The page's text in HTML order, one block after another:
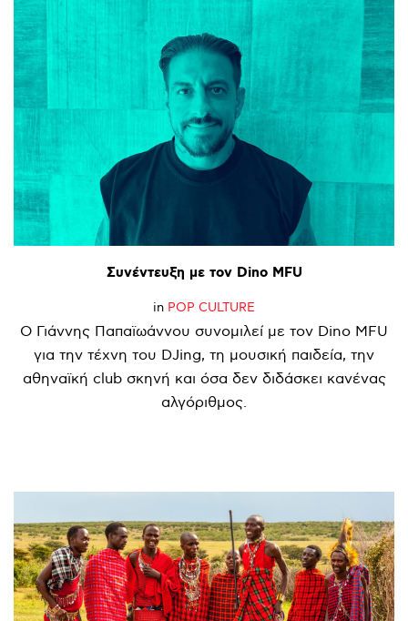
Συνέντευξη με τον Dino MFU
in POP CULTURE
Ο Γιάννης Παπαϊωάννου συνομιλεί με τον Dino MFU
για την τέχνη του DJing, τη μουσική παιδεία, την
αθηναϊκή club σκηνή και όσα δεν διδάσκει κανένας
αλγόριθμος.